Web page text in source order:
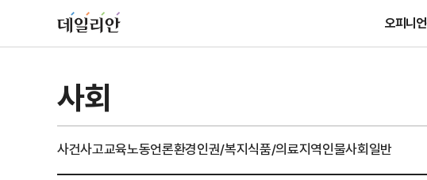
오피니언
사회
사건사고교육노동언론환경인권/복지식품/의료지역인물사회일반